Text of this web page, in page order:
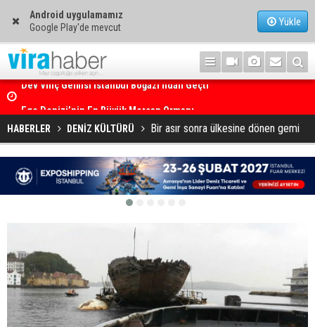
Android uygulamamız
Google Play'de mevcut
Yükle
HABERLER DENİZ KÜLTÜRÜ Bir asır sonra ülkesine dönen gemi